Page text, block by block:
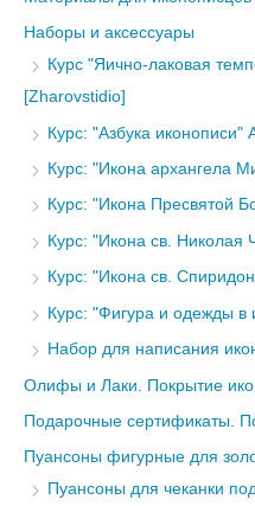
Наборы и аксессуары
Курс "Яично-лаковая
[Zharovstidio]
Курс: "Азбука иконописи"
Курс: "Икона архангела
Курс: "Икона Пресвятой
Курс: "Икона св. Николая
Курс: "Икона св.
Курс: "Фигура и одежды в
Набор для написания
Олифы и Лаки. Покрытие
Подарочные сертификаты.
Пуансоны фигурные для
Пуансоны для чеканки